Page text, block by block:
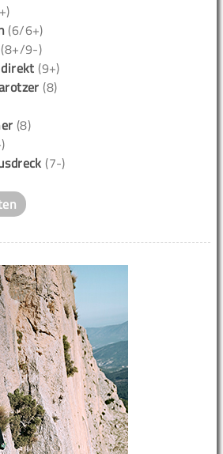
(6/6+)
9-)
(9+)
(8)
(8)
(7-)